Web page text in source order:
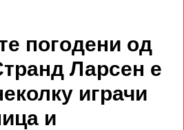
погодени од
Ларсен e
играчи
и